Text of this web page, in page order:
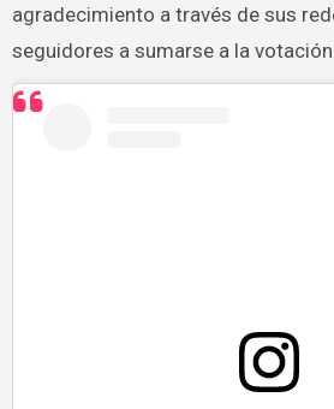
agradecimiento a través de sus
seguidores a sumarse a la votación.